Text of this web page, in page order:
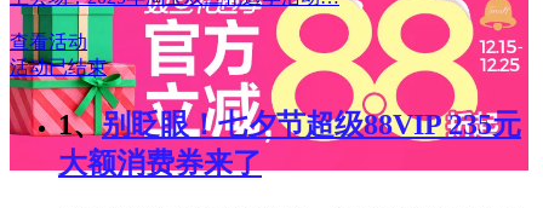
查看活动
活动已结束
1、 别眨眼！七夕节超级88VIP 235元
大额消费券来了